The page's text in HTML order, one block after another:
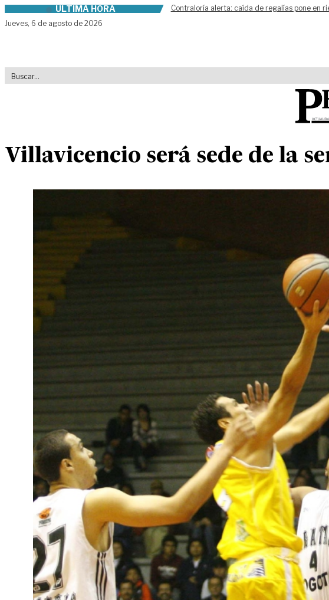
Skip to contentÚLTIMA HORA
Contraloría alerta: caída de regalías pone en
Jueves, 6 de agosto de 2026
Villavicencio será sede de la